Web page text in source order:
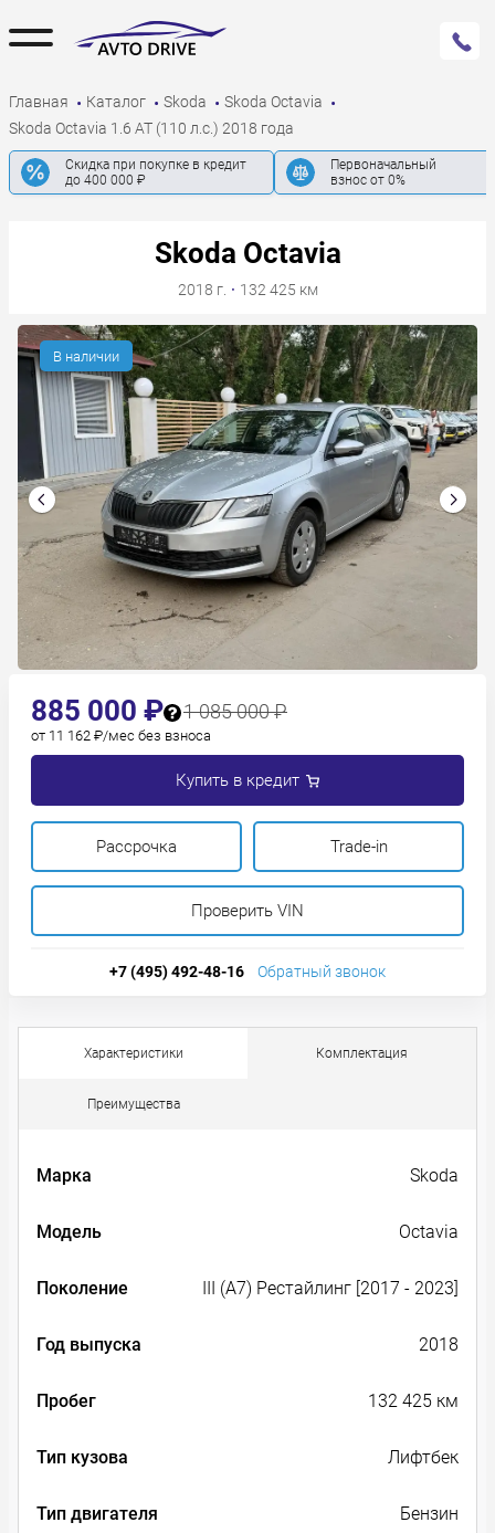
Главная Каталог Skoda
Skoda Octavia
Skoda Octavia 1.6 AT (110 л.с.) 2018 года
Скидка при покупке в кредит
до 400 000 ₽
Первоначальный
взнос от 0%
885 000 ₽ 1 085 000 ₽
от 11 162 ₽/мес без взноса
Купить в кредит
Рассрочка Trade-in
Проверить VIN
+7 (495) 492-48-16 Обратный звонок
Skoda Octavia
2018 г. · 132 425 км
В наличии
Характеристики Комплектация
Преимущества
Марка Skoda
Модель Octavia
Поколение III (A7) Рестайлинг [2017 - 2023]
Год выпуска 2018
Пробег 132 425 км
Тип кузова Лифтбек
Тип двигателя Бензин